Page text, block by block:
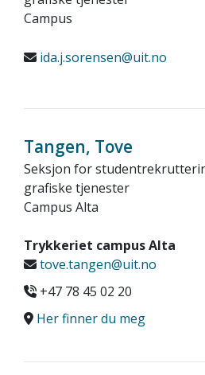
Campus
ida.j.sorensen@uit.no
Tangen, Tove
Seksjon for
grafiske tjenester
Campus Alta
Trykkeriet campus Alta
tove.tangen@uit.no
+47 78 45 02 20
Her finner du meg